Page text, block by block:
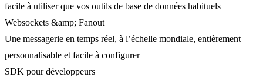
facile à utiliser que vos outils de base de données habituels
Websockets &amp; Fanout
Une messagerie en temps réel, à l’échelle mondiale, entièrement
personnalisable et facile à configurer
SDK pour développeurs